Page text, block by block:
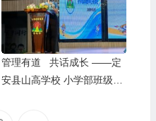
管理有道 共话成长 ——定
安县山高学校 小学部班级管